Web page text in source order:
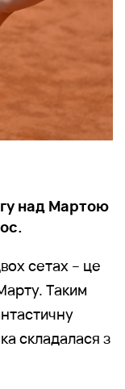
над Мартою
сетах – це
Таким
складалася з